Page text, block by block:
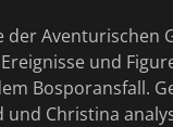
der
und
Bosporansfall.
Christina